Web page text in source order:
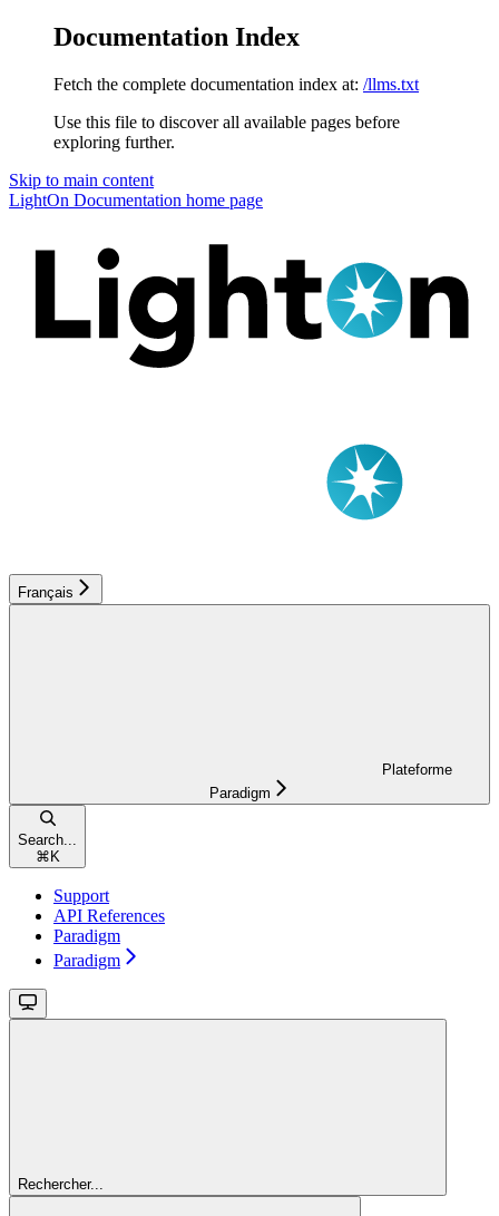
Documentation Index
Fetch the complete documentation index at: /llms.txt
Use this file to discover all available pages before
exploring further.
Skip to main content
LightOn Documentation home page
Français
Plateforme
Paradigm
Search...
⌘ K
Support
API References
Paradigm
Paradigm
Rechercher...